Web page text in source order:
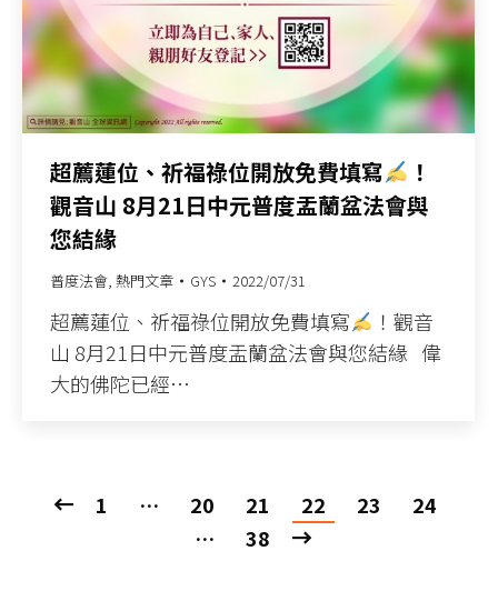
超薦蓮位、祈福祿位開放免費填寫
！
觀音山 8月21日中元普度盂蘭盆法會與
您結緣
普度法會, 熱門文章 GYS 2022/07/31
超薦蓮位、祈福祿位開放免費填寫
！觀音
山 8月21日中元普度盂蘭盆法會與您結緣 偉
大的佛陀已經…
1 … 20 21 22 23
24
…
38